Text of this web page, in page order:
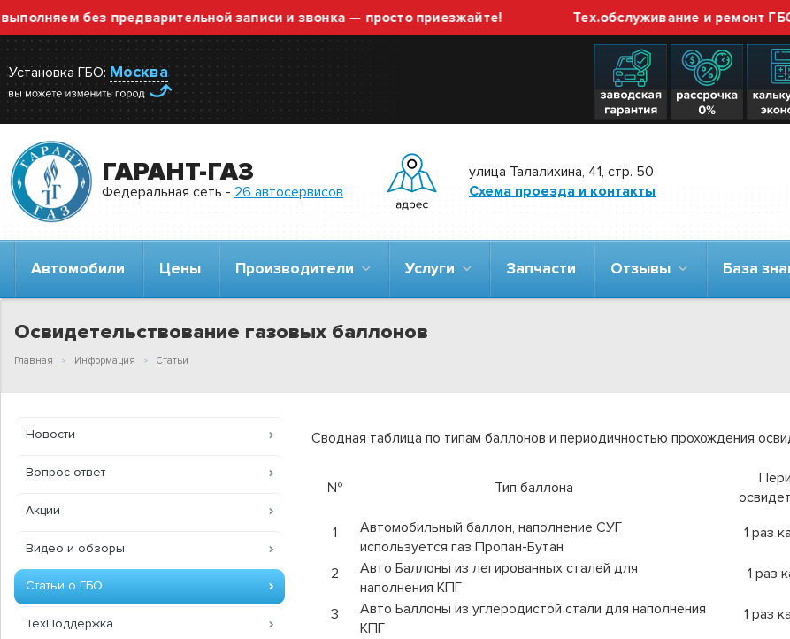
без предварительной записи и звонка — просто приезжайте! Тех.обслуживание и ремонт ГБО
Установка ГБО: Москва
ГАРАНТ-ГАЗ
Федеральная сеть - 26 автосервисов
улица Талалихина, 41, стр. 50
Схема проезда и контакты
Автомобили Цены Производители Услуги Запчасти Отзывы База
Освидетельствование газовых баллонов
Главная Информация Статьи
Новости
Вопрос ответ
Акции
Видео и обзоры
Статьи о ГБО
ТехПоддержка
Сводная таблица по типам баллонов и периодичностью прохождения
№ Тип баллона
1
Автомобильный баллон, наполнение СУГ
используется газ Пропан-Бутан
1 раз
2
Авто Баллоны из легированных сталей для
наполнения КПГ
1 раз
3
Авто Баллоны из углеродистой стали для наполнения
КПГ
1 раз